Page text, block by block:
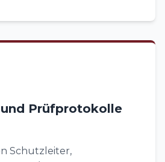
und Prüfprotokolle
Schutzleiter,